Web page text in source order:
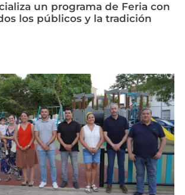
un programa de Feria con
los públicos y la tradición